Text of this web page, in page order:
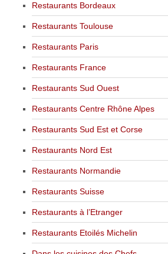
Restaurants Bordeaux
Restaurants Toulouse
Restaurants Paris
Restaurants France
Restaurants Sud Ouest
Restaurants Centre Rhône Alpes
Restaurants Sud Est et Corse
Restaurants Nord Est
Restaurants Normandie
Restaurants Suisse
Restaurants à l’Etranger
Restaurants Etoilés Michelin